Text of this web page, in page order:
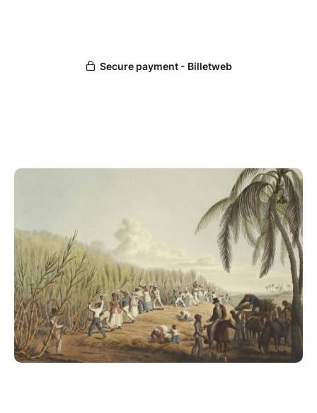
esclaves. L’étude de ces résistances est trop souvent
émancipations.
Si vous souhaitez gagner le livre co-écrit par M.
Mesnard "Être esclave : Afrique-Amériques, XVe-XIXe
siècle", vous pouvez participez au concours organisé
par l'Université Ouverte juste ici :
https://forms.gle/6eGm3BPhS7GADFKe6